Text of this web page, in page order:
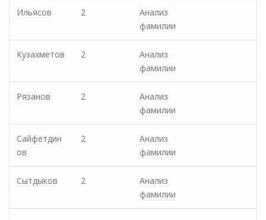
Ильясов 2
Анализ
фамилии
Кузахметов 2
Анализ
фамилии
Рязанов 2
Анализ
фамилии
Сайфетдин
ов
2
Анализ
фамилии
Сытдыков 2
Анализ
фамилии